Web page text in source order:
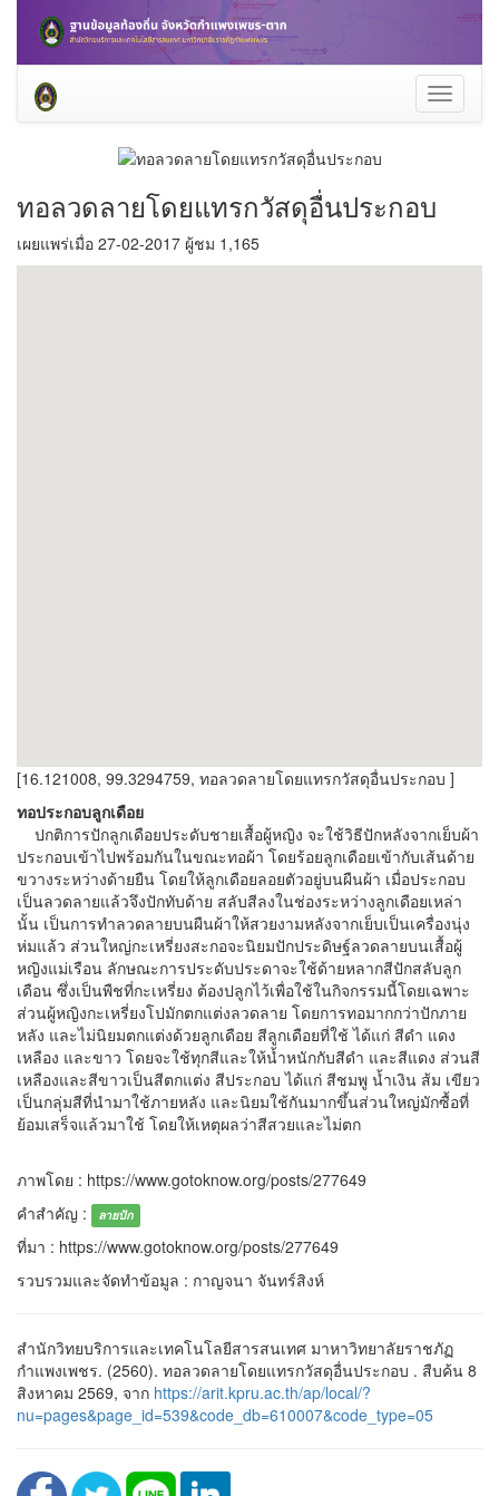
Toggle
ทอลวดลายโดยแทรกวัสดุอื่นประกอบ
เผยแพร่เมื่อ 27-02-2017 ผู้ชม 1,165
[16.121008, 99.3294759, ทอลวดลายโดยแทรกวัสดุอื่นประกอบ ]
ทอประกอบลูกเดือย
ปกติการปักลูกเดือยประดับชายเสื้อผู้หญิง จะใช้วิธีปักหลังจากเย็บผ้า
ประกอบเข้าไปพร้อมกันในขณะทอผ้า โดยร้อยลูกเดือยเข้ากับเส้นด้าย
ขวางระหว่างด้ายยืน โดยให้ลูกเดือยลอยตัวอยู่บนผืนผ้า เมื่อประกอบ
เป็นลวดลายแล้วจึงปักทับด้าย สลับสีลงในช่องระหว่างลูกเดือยเหล่า
นั้น เป็นการทำลวดลายบนผืนผ้าให้สวยงามหลังจากเย็บเป็นเครื่องนุ่ง
ห่มแล้ว ส่วนใหญ่กะเหรี่ยงสะกอจะนิยมปักประดิษฐ์ลวดลายบนเสื้อผู้
หญิงแม่เรือน ลักษณะการประดับประดาจะใช้ด้ายหลากสีปักสลับลูก
เดือน ซึ่งเป็นพืชที่กะเหรี่ยง ต้องปลูกไว้เพื่อใช้ในกิจกรรมนี้โดยเฉพาะ
ส่วนผู้หญิงกะเหรี่ยงโปมักตกแต่งลวดลาย โดยการทอมากกว่าปักภาย
หลัง และไม่นิยมตกแต่งด้วยลูกเดือย สีลูกเดือยที่ใช้ ได้แก่ สีดำ แดง
เหลือง และขาว โดยจะใช้ทุกสีและให้นํ้าหนักกับสีดำ และสีแดง ส่วนสี
เหลืองและสีขาวเป็นสีตกแต่ง สีประกอบ ได้แก่ สีชมพู น้ำเงิน ส้ม เขียว
เป็นกลุ่มสีที่นำมาใช้ภายหลัง และนิยมใช้กันมากขึ้นส่วนใหญ่มักซื้อที่
ย้อมเสร็จแล้วมาใช้ โดยให้เหตุผลว่าสีสวยและไม่ตก
ภาพโดย : https://www.gotoknow.org/posts/277649
คำสำคัญ :
ลายปัก
ที่มา : https://www.gotoknow.org/posts/277649
รวบรวมและจัดทำข้อมูล : กาญจนา จันทร์สิงห์
สำนักวิทยบริการและเทคโนโลยีสารสนเทศ มาหาวิทยาลัยราชภัฏ
กำแพงเพชร. (2560). ทอลวดลายโดยแทรกวัสดุอื่นประกอบ . สืบค้น 8
สิงหาคม 2569, จาก https://arit.kpru.ac.th/ap/local/?
nu=pages&page_id=539&code_db=610007&code_type=05